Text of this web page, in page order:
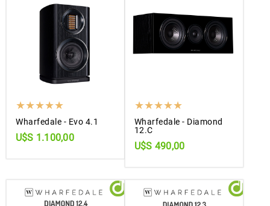
Wharfedale - Evo 4.1
U$S 1.100,00
Wharfedale - Diamond
12.C
U$S 490,00